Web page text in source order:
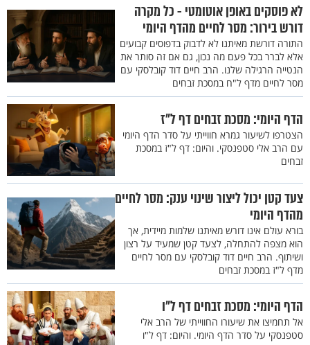
לא פוסקים באופן אוטומטי - כל מקרה
דורש בירור: מסר לחיים מהדף היומי
התורה דורשת מאיתנו לא לדבוק בדפוסים קבועים
אלא לברר בכל פעם מה נכון, גם אם זה סותר את
הנטייה הרגילה שלנו. הרב חיים דוד קובלסקי עם
מסר לחיים מדף ל"ח במסכת זבחים
הדף היומי: מסכת זבחים דף ל"ז
הצטרפו לשיעור גמרא חווייתי על סדר הדף היומי
עם הרב אלי סטפנסקי. והיום: דף ל"ז במסכת
זבחים
צעד קטן יכול ליצור שינוי ענק: מסר לחיים
מהדף היומי
בורא עולם אינו דורש מאיתנו שלמות מיידית, אך
הוא מצפה להתחלה, לצעד קטן שמעיד על רצון
ושיתוף. הרב חיים דוד קובלסקי עם מסר לחיים
מדף ל"ז במסכת זבחים
הדף היומי: מסכת זבחים דף ל"ו
אל תחמיצו את שיעורו החווייתי של הרב אלי
סטפנסקי על סדר הדף היומי. והיום: דף ל"ו